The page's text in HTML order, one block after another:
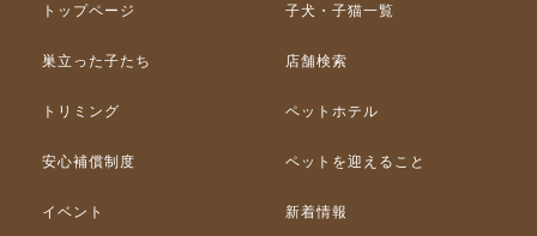
トップページ 子犬・子猫一覧
巣立った子たち 店舗検索
トリミング ペットホテル
安心補償制度 ペットを迎えること
イベント 新着情報